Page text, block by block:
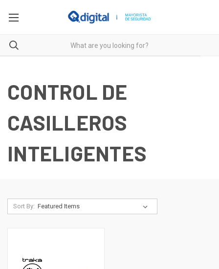
CONTROL DE
CASILLEROS
INTELIGENTES
Sort By: